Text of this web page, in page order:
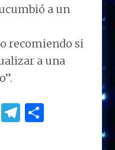
a un
recomiendo si
a una
W T